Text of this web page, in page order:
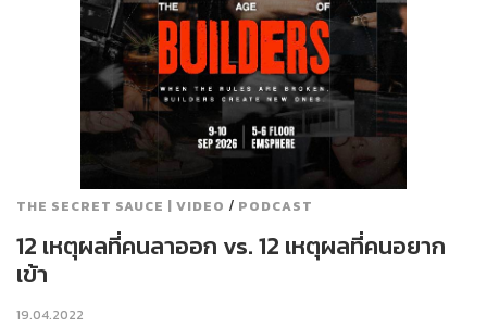
THE SECRET SAUCE | VIDEO / PODCAST
12 เหตุผลที่คนลาออก vs. 12 เหตุผลที่คนอยาก
เข้า
19.04.2022